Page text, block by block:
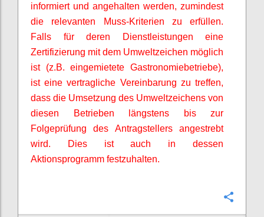
informiert und angehalten werden, zumindest
die relevanten Muss-Kriterien zu erfüllen.
Falls für deren Dienstleistungen eine
Zertifizierung mit dem Umweltzeichen möglich
ist (z.B. eingemietete Gastronomiebetriebe),
ist eine vertragliche Vereinbarung zu treffen,
dass die Umsetzung des Umweltzeichens von
diesen Betrieben längstens bis zur
Folgeprüfung des Antragstellers angestrebt
wird. Dies ist auch in dessen
Aktionsprogramm festzuhalten.